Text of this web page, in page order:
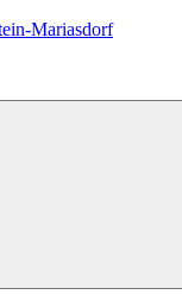
Mariasdorf